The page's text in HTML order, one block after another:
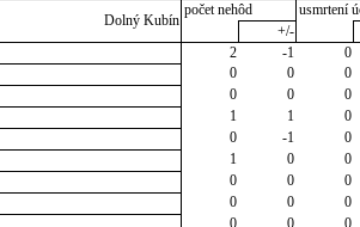
Dolný Kubín
počet nehôd
usmrtení
+/-
2 -1
0
0 0
0
0 0
0
1 1
0
0 -1
0
1 0
0
0 0
0
0 0
0